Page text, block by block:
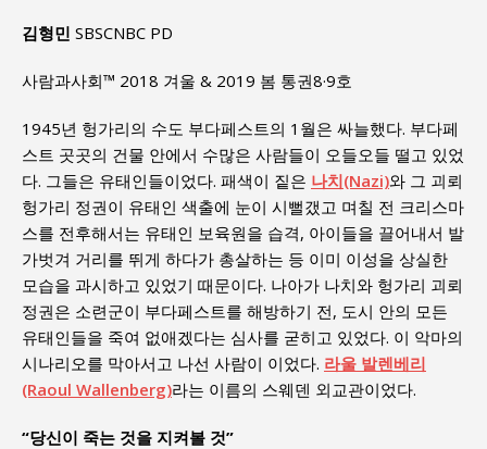
김형민 SBSCNBC PD
사람과사회™ 2018 겨울 & 2019 봄 통권8·9호
1945년 헝가리의 수도 부다페스트의 1월은 싸늘했다. 부다페
스트 곳곳의 건물 안에서 수많은 사람들이 오들오들 떨고 있었
다. 그들은 유태인들이었다. 패색이 짙은 나치(Nazi)와 그 괴뢰
헝가리 정권이 유태인 색출에 눈이 시뻘갰고 며칠 전 크리스마
스를 전후해서는 유태인 보육원을 습격, 아이들을 끌어내서 발
가벗겨 거리를 뛰게 하다가 총살하는 등 이미 이성을 상실한
모습을 과시하고 있었기 때문이다. 나아가 나치와 헝가리 괴뢰
정권은 소련군이 부다페스트를 해방하기 전, 도시 안의 모든
유태인들을 죽여 없애겠다는 심사를 굳히고 있었다. 이 악마의
시나리오를 막아서고 나선 사람이 이었다. 라울 발렌베리
(Raoul Wallenberg)라는 이름의 스웨덴 외교관이었다.
“당신이 죽는 것을 지켜볼 것”